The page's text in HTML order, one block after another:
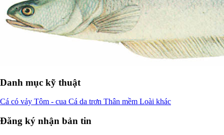
Danh mục kỹ thuật
Cá có vảy Tôm - cua Cá da trơn Thân mềm Loài khác
Đăng ký nhận bản tin